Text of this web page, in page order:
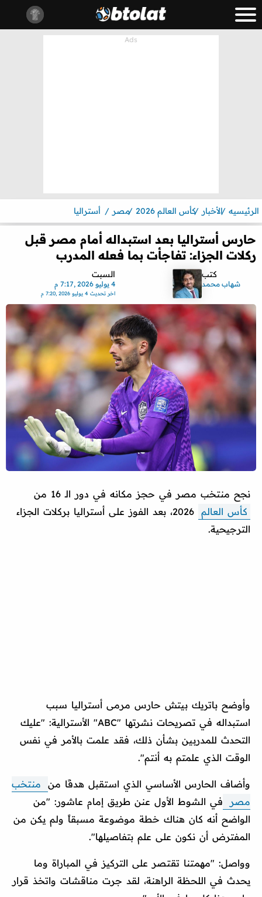
الرئيسيه الأخبار كأس العالم 2026 مصر أستراليا
حارس أستراليا بعد استبداله أمام مصر قبل
ركلات الجزاء: تفاجأت بما فعله المدرب
كتب
شهاب محمد
السبت
4 يوليو 2026 ,7:17 م
اخر تحديث4 يوليو 2026 ,7:20 م
نجح منتخب مصر في حجز مكانه في دور الـ 16 من
كأس العالم
2026، بعد الفوز على أستراليا بركلات الجزاء
الترجيحية.
وأوضح باتريك بيتش حارس مرمى أستراليا سبب
استبداله في تصريحات نشرتها "ABC" الأسترالية: "عليك
التحدث للمدربين بشأن ذلك، فقد علمت بالأمر في نفس
الوقت الذي علمتم به أنتم".
وأضاف الحارس الأساسي الذي استقبل هدفًا من
منتخب
مصر
في الشوط الأول عنن طريق إمام عاشور: "من
الواضح أنه كان هناك خطة موضوعة مسبقاً ولم يكن من
المفترض أن نكون على علم بتفاصيلها".
وواصل: "مهمتنا تقتصر على التركيز في المباراة وما
يحدث في اللحظة الراهنة، لقد جرت مناقشات واتخذ قرار